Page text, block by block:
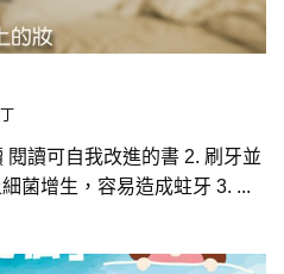
閱讀可自我改進的書 2. 刷牙並
菌增生，容易造成蛀牙 3. ...